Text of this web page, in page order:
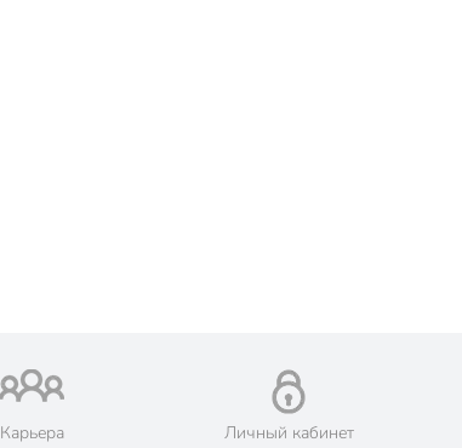
Карьера Личный кабинет